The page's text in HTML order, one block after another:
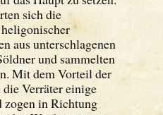
sich die
aus unterschlagenen
und sammelten
Mit dem Vorteil der
Verräter einige
zogen in Richtung